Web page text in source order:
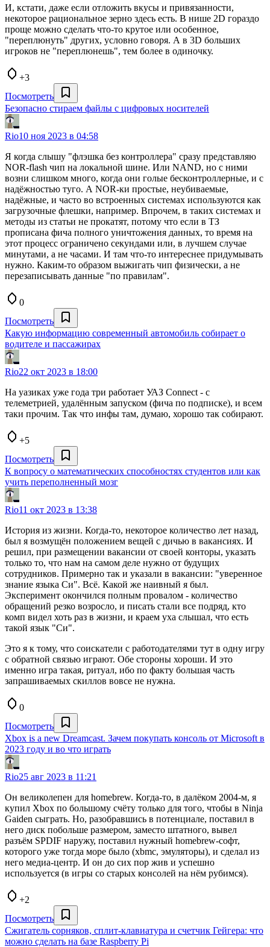
И, кстати, даже если отложить вкусы и привязанности,
некоторое рациональное зерно здесь есть. В нише 2D гораздо
проще можно сделать что-то крутое или особенное,
"переплюнуть" других, условно говоря. А в 3D больших
игроков не "переплюнешь", тем более в одиночку.
+3
Посмотреть
Безопасно стираем файлы с цифровых носителей
Rio10 ноя 2023 в 04:58
Я когда слышу "флэшка без контроллера" сразу представляю
NOR-flash чип на локальной шине. Или NAND, но с ними
возни слишком много, когда они голые бесконтроллерные, и с
надёжностью туго. А NOR-ки простые, неубиваемые,
надёжные, и часто во встроенных системах используются как
загрузочные флешки, например. Впрочем, в таких системах и
методы из статьи не прокатят, потому что если в ТЗ
прописана фича полного уничтожения данных, то время на
этот процесс ограничено секундами или, в лучшем случае
минутами, а не часами. И там что-то интереснее придумывать
нужно. Каким-то образом выжигать чип физически, а не
перезаписывать данные "по правилам".
0
Посмотреть
Какую информацию современный автомобиль собирает о
водителе и пассажирах
Rio22 окт 2023 в 18:00
На уазиках уже года три работает УАЗ Connect - с
телеметрией, удалённым запуском (фича по подписке), и всем
таки прочим. Так что инфы там, думаю, хорошо так собирают.
+5
Посмотреть
К вопросу о математических способностях студентов или как
учить переполненный мозг
Rio11 окт 2023 в 13:38
История из жизни. Когда-то, некоторое количество лет назад,
был я возмущён положением вещей с дичью в вакансиях. И
решил, при размещении вакансии от своей конторы, указать
только то, что нам на самом деле нужно от будущих
сотрудников. Примерно так и указали в вакансии: "уверенное
знание языка Си". Всё. Какой же наивный я был.
Эксперимент окончился полным провалом - количество
обращений резко возросло, и писать стали все подряд, кто
комп видел хоть раз в жизни, и краем уха слышал, что есть
такой язык "Си".
Это я к тому, что соискатели с работодателями тут в одну игру
с обратной связью играют. Обе стороны хороши. И это
именно игра такая, ритуал, ибо по факту большая часть
запрашиваемых скиллов вовсе не нужна.
0
Посмотреть
Xbox is a new Dreamcast. Зачем покупать консоль от Microsoft в
2023 году и во что играть
Rio25 авг 2023 в 11:21
Он великолепен для homebrew. Когда-то, в далёком 2004-м, я
купил Xbox по большому счёту только для того, чтобы в Ninja
Gaiden сыграть. Но, разобравшись в потенциале, поставил в
него диск побольше размером, заместо штатного, вывел
разъём SPDIF наружу, поставил нужный homebrew-софт,
которого уже тогда море было (xbmс, эмуляторы), и сделал из
него медиа-центр. И он до сих пор жив и успешно
используется (в игры со старых консолей на нём рубимся).
+2
Посмотреть
Сжигатель сорняков, сплит-клавиатура и счетчик Гейгера: что
можно сделать на базе Raspberry Pi